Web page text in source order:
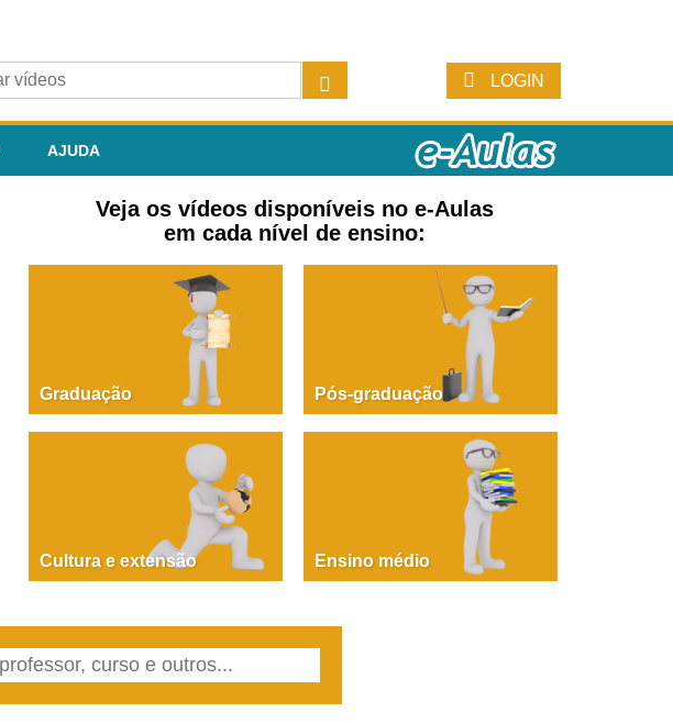
LOGIN
AJUDA
PAOLA GIUSTINA BACCIN
Dire, fare, partire! Aula 1 – parte 1
Veja os vídeos disponíveis no e-Aulas
em cada nível de ensino:
Graduação Pós-graduação
Cultura e extensão Ensino médio